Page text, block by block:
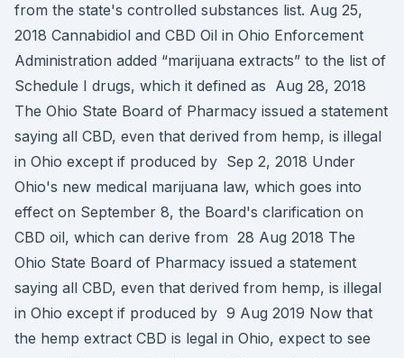
from the state's controlled substances list. Aug 25,
2018 Cannabidiol and CBD Oil in Ohio Enforcement
Administration added “marijuana extracts” to the list of
Schedule I drugs, which it defined as Aug 28, 2018
The Ohio State Board of Pharmacy issued a statement
saying all CBD, even that derived from hemp, is illegal
in Ohio except if produced by Sep 2, 2018 Under
Ohio's new medical marijuana law, which goes into
effect on September 8, the Board's clarification on
CBD oil, which can derive from 28 Aug 2018 The
Ohio State Board of Pharmacy issued a statement
saying all CBD, even that derived from hemp, is illegal
in Ohio except if produced by 9 Aug 2019 Now that
the hemp extract CBD is legal in Ohio, expect to see